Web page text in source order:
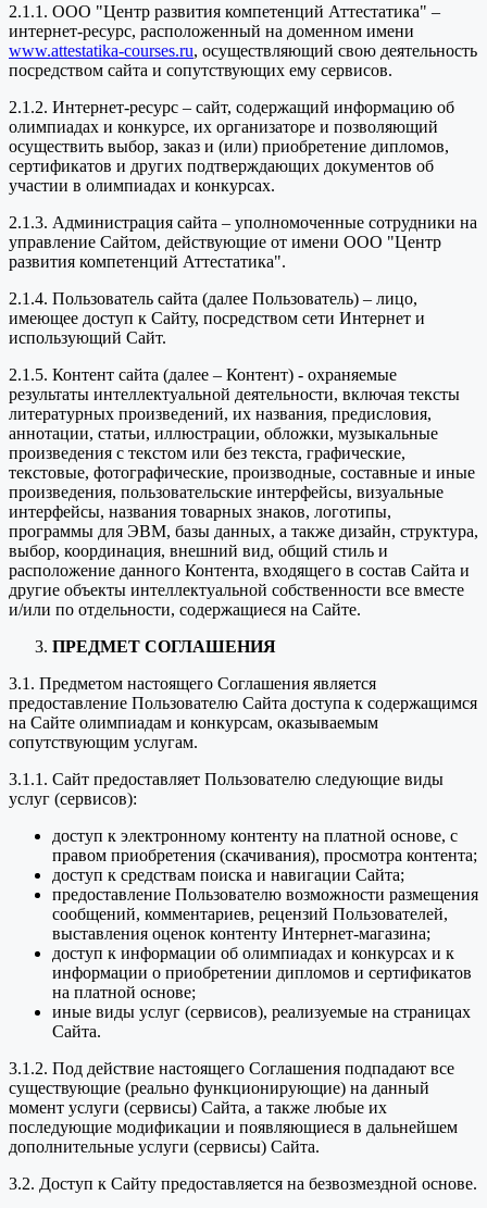
2.1.1. ООО "Центр развития компетенций Аттестатика" –
интернет-ресурс, расположенный на доменном имени
www.attestatika-courses.ru, осуществляющий свою деятельность
посредством сайта и сопутствующих ему сервисов.
2.1.2. Интернет-ресурс – сайт, содержащий информацию об
олимпиадах и конкурсе, их организаторе и позволяющий
осуществить выбор, заказ и (или) приобретение дипломов,
сертификатов и других подтверждающих документов об
участии в олимпиадах и конкурсах.
2.1.3. Администрация сайта – уполномоченные сотрудники на
управление Сайтом, действующие от имени ООО "Центр
развития компетенций Аттестатика".
2.1.4. Пользователь сайта (далее Пользователь) – лицо,
имеющее доступ к Сайту, посредством сети Интернет и
использующий Сайт.
2.1.5. Контент сайта (далее – Контент) - охраняемые
результаты интеллектуальной деятельности, включая тексты
литературных произведений, их названия, предисловия,
аннотации, статьи, иллюстрации, обложки, музыкальные
произведения с текстом или без текста, графические,
текстовые, фотографические, производные, составные и иные
произведения, пользовательские интерфейсы, визуальные
интерфейсы, названия товарных знаков, логотипы,
программы для ЭВМ, базы данных, а также дизайн, структура,
выбор, координация, внешний вид, общий стиль и
расположение данного Контента, входящего в состав Сайта и
другие объекты интеллектуальной собственности все вместе
и/или по отдельности, содержащиеся на Сайте.
ПРЕДМЕТ СОГЛАШЕНИЯ
3.1. Предметом настоящего Соглашения является
предоставление Пользователю Сайта доступа к содержащимся
на Сайте олимпиадам и конкурсам, оказываемым
сопутствующим услугам.
3.1.1. Сайт предоставляет Пользователю следующие виды
услуг (сервисов):
доступ к электронному контенту на платной основе, с
правом приобретения (скачивания), просмотра контента;
доступ к средствам поиска и навигации Сайта;
предоставление Пользователю возможности размещения
сообщений, комментариев, рецензий Пользователей,
выставления оценок контенту Интернет-магазина;
доступ к информации об олимпиадах и конкурсах и к
информации о приобретении дипломов и сертификатов
на платной основе;
иные виды услуг (сервисов), реализуемые на страницах
Сайта.
3.1.2. Под действие настоящего Соглашения подпадают все
существующие (реально функционирующие) на данный
момент услуги (сервисы) Сайта, а также любые их
последующие модификации и появляющиеся в дальнейшем
дополнительные услуги (сервисы) Сайта.
3.2. Доступ к Сайту предоставляется на безвозмездной основе.